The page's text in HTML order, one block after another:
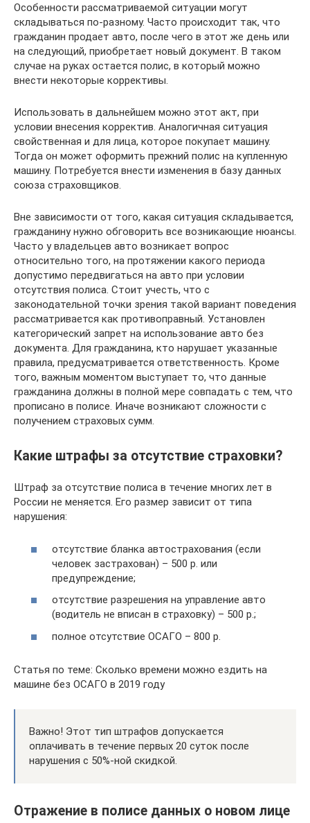
Особенности рассматриваемой ситуации могут
складываться по-разному. Часто происходит так, что
гражданин продает авто, после чего в этот же день или
на следующий, приобретает новый документ. В таком
случае на руках остается полис, в который можно
внести некоторые коррективы.
Использовать в дальнейшем можно этот акт, при
условии внесения корректив. Аналогичная ситуация
свойственная и для лица, которое покупает машину.
Тогда он может оформить прежний полис на купленную
машину. Потребуется внести изменения в базу данных
союза страховщиков.
Вне зависимости от того, какая ситуация складывается,
гражданину нужно обговорить все возникающие нюансы.
Часто у владельцев авто возникает вопрос
относительно того, на протяжении какого периода
допустимо передвигаться на авто при условии
отсутствия полиса. Стоит учесть, что с
законодательной точки зрения такой вариант поведения
рассматривается как противоправный. Установлен
категорический запрет на использование авто без
документа. Для гражданина, кто нарушает указанные
правила, предусматривается ответственность. Кроме
того, важным моментом выступает то, что данные
гражданина должны в полной мере совпадать с тем, что
прописано в полисе. Иначе возникают сложности с
получением страховых сумм.
Какие штрафы за отсутствие страховки?
Штраф за отсутствие полиса в течение многих лет в
России не меняется. Его размер зависит от типа
нарушения:
отсутствие бланка автострахования (если
человек застрахован) – 500 р. или
предупреждение;
отсутствие разрешения на управление авто
(водитель не вписан в страховку) – 500 р.;
полное отсутствие ОСАГО – 800 р.
Статья по теме: Сколько времени можно ездить на
машине без ОСАГО в 2019 году
Важно! Этот тип штрафов допускается
оплачивать в течение первых 20 суток после
нарушения с 50%-ной скидкой.
Отражение в полисе данных о новом лице